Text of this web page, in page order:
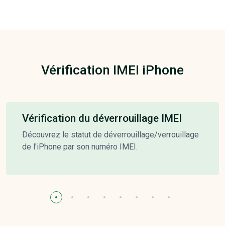
Vérification IMEI iPhone
Vérification du déverrouillage IMEI
Découvrez le statut de déverrouillage/verrouillage
de l'iPhone par son numéro IMEI.